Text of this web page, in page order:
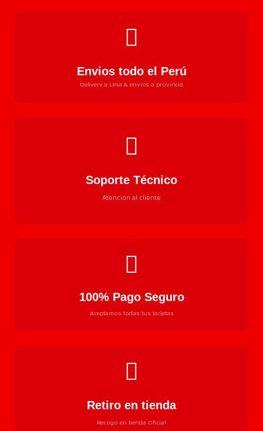
Envios todo el Perú
Delivery a Lima & envios a provincia
Soporte Técnico
Atención al cliente
100% Pago Seguro
Aceptamos todas tus tarjetas
Retiro en tienda
Recogo en tienda Oficial